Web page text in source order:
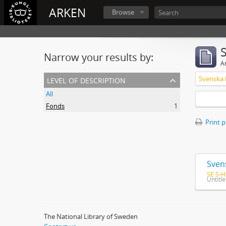
ARKEN Browse
Narrow your results by:
level of description
All
Fonds
1
Print
SE S-
The National Library of Sweden